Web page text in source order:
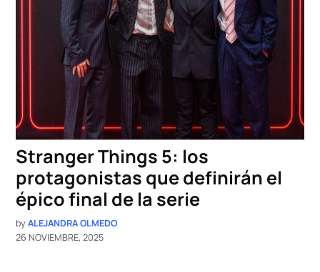
Stranger Things 5: los
protagonistas que definirán el
épico final de la serie
by ALEJANDRA OLMEDO
26 NOVIEMBRE, 2025